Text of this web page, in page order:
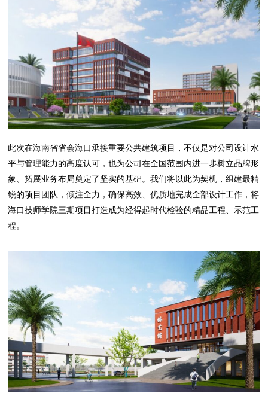
此次在海南省省会海口承接重要公共建筑项目，不仅是对公司设计水
平与管理能力的高度认可，也为公司在全国范围内进一步树立品牌形
象、拓展业务布局奠定了坚实的基础。我们将以此为契机，组建最精
锐的项目团队，倾注全力，确保高效、优质地完成全部设计工作，将
海口技师学院三期项目打造成为经得起时代检验的精品工程、示范工
程。